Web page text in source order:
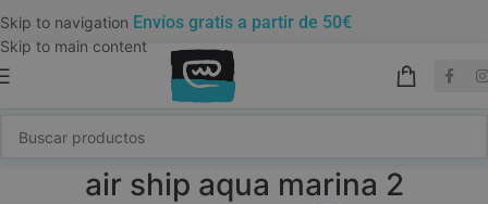
Skip to navigation
Skip to main content
Envíos gratis a partir de 50€
air ship aqua marina 2